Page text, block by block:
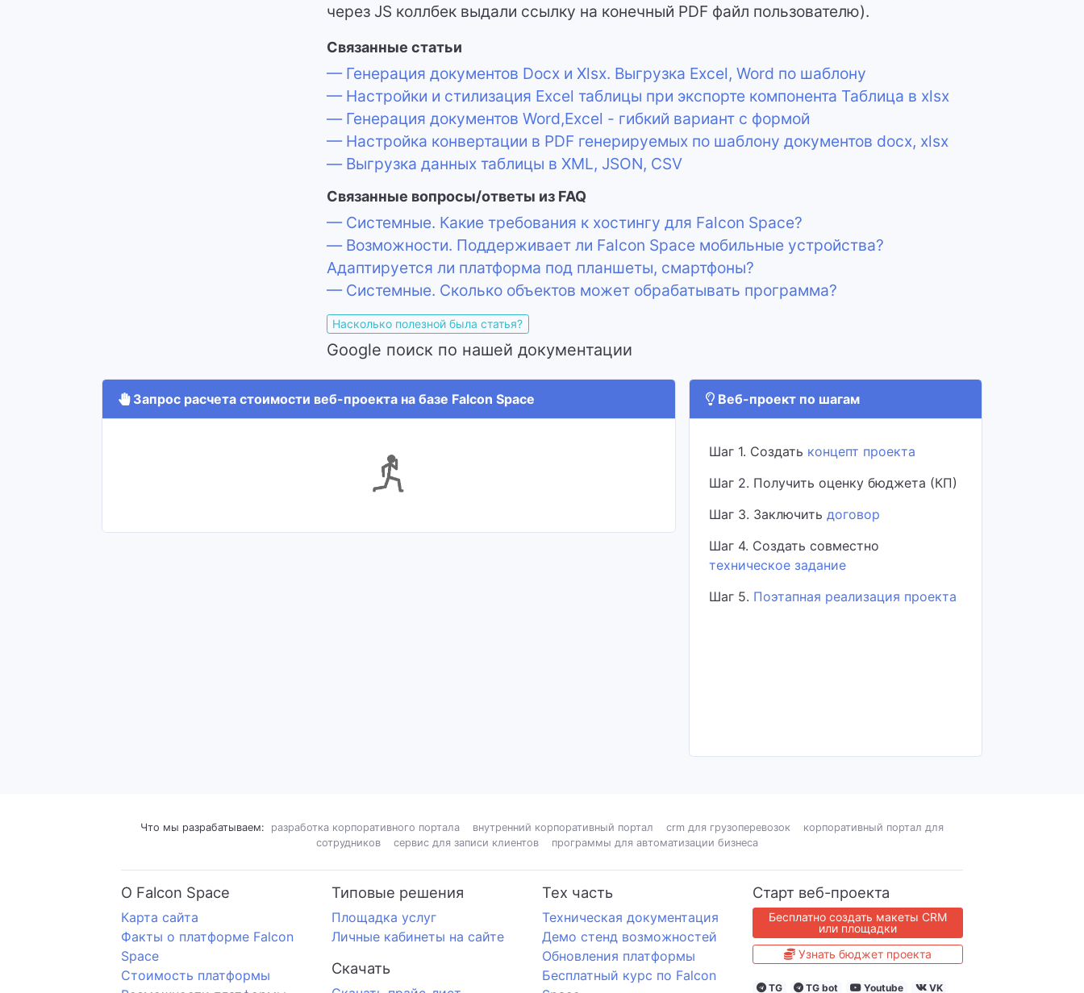
через JS коллбек выдали ссылку на конечный PDF файл пользователю).
Связанные статьи
— Генерация документов Docx и Xlsx. Выгрузка Excel, Word по шаблону
— Настройки и стилизация Excel таблицы при экспорте компонента Таблица в xlsx
— Генерация документов Word,Excel - гибкий вариант с формой
— Настройка конвертации в PDF генерируемых по шаблону документов docx, xlsx
— Выгрузка данных таблицы в XML, JSON, CSV
Связанные вопросы/ответы из FAQ
— Системные. Какие требования к хостингу для Falcon Space?
— Возможности. Поддерживает ли Falcon Space мобильные устройства?
Адаптируется ли платформа под планшеты, смартфоны?
— Системные. Сколько объектов может обрабатывать программа?
Насколько полезной была статья?
Google поиск по нашей документации
Запрос расчета стоимости веб-проекта на базе Falcon Space Веб-проект по шагам
Шаг 1. Создать концепт проекта
Шаг 2. Получить оценку бюджета (КП)
Шаг 3. Заключить договор
Шаг 4. Создать совместно
техническое задание
Шаг 5. Поэтапная реализация проекта
Что мы разрабатываем: разработка корпоративного портала внутренний корпоративный портал crm для грузоперевозок
корпоративный портал для
сотрудников
сервис для записи клиентов программы для автоматизации бизнеса
О Falcon Space
Карта сайта
Факты о платформе Falcon
Space
Стоимость платформы
Типовые решения
Площадка услуг
Личные кабинеты на сайте
Скачать
Тех часть
Техническая документация
Демо стенд возможностей
Обновления платформы
Бесплатный курс по Falcon
Старт веб-проекта
Бесплатно создать макеты CRM
или площадки
Узнать бюджет проекта
TG TG bot Youtube VK